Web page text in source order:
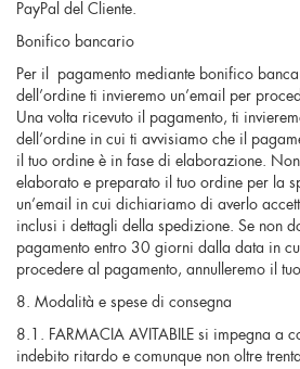
PayPal del Cliente.
Bonifico bancario
Per il pagamento mediante bonifico
dell’ordine ti invieremo un’email per
Una volta ricevuto il pagamento, ti
dell’ordine in cui ti avvisiamo che il
il tuo ordine è in fase di elaborazione.
elaborato e preparato il tuo ordine per la
un’email in cui dichiariamo di averlo
inclusi i dettagli della spedizione. Se non
pagamento entro 30 giorni dalla data in
procedere al pagamento, annulleremo il
8. Modalità e spese di consegna
8.1. FARMACIA AVITABILE si impegna a
indebito ritardo e comunque non oltre